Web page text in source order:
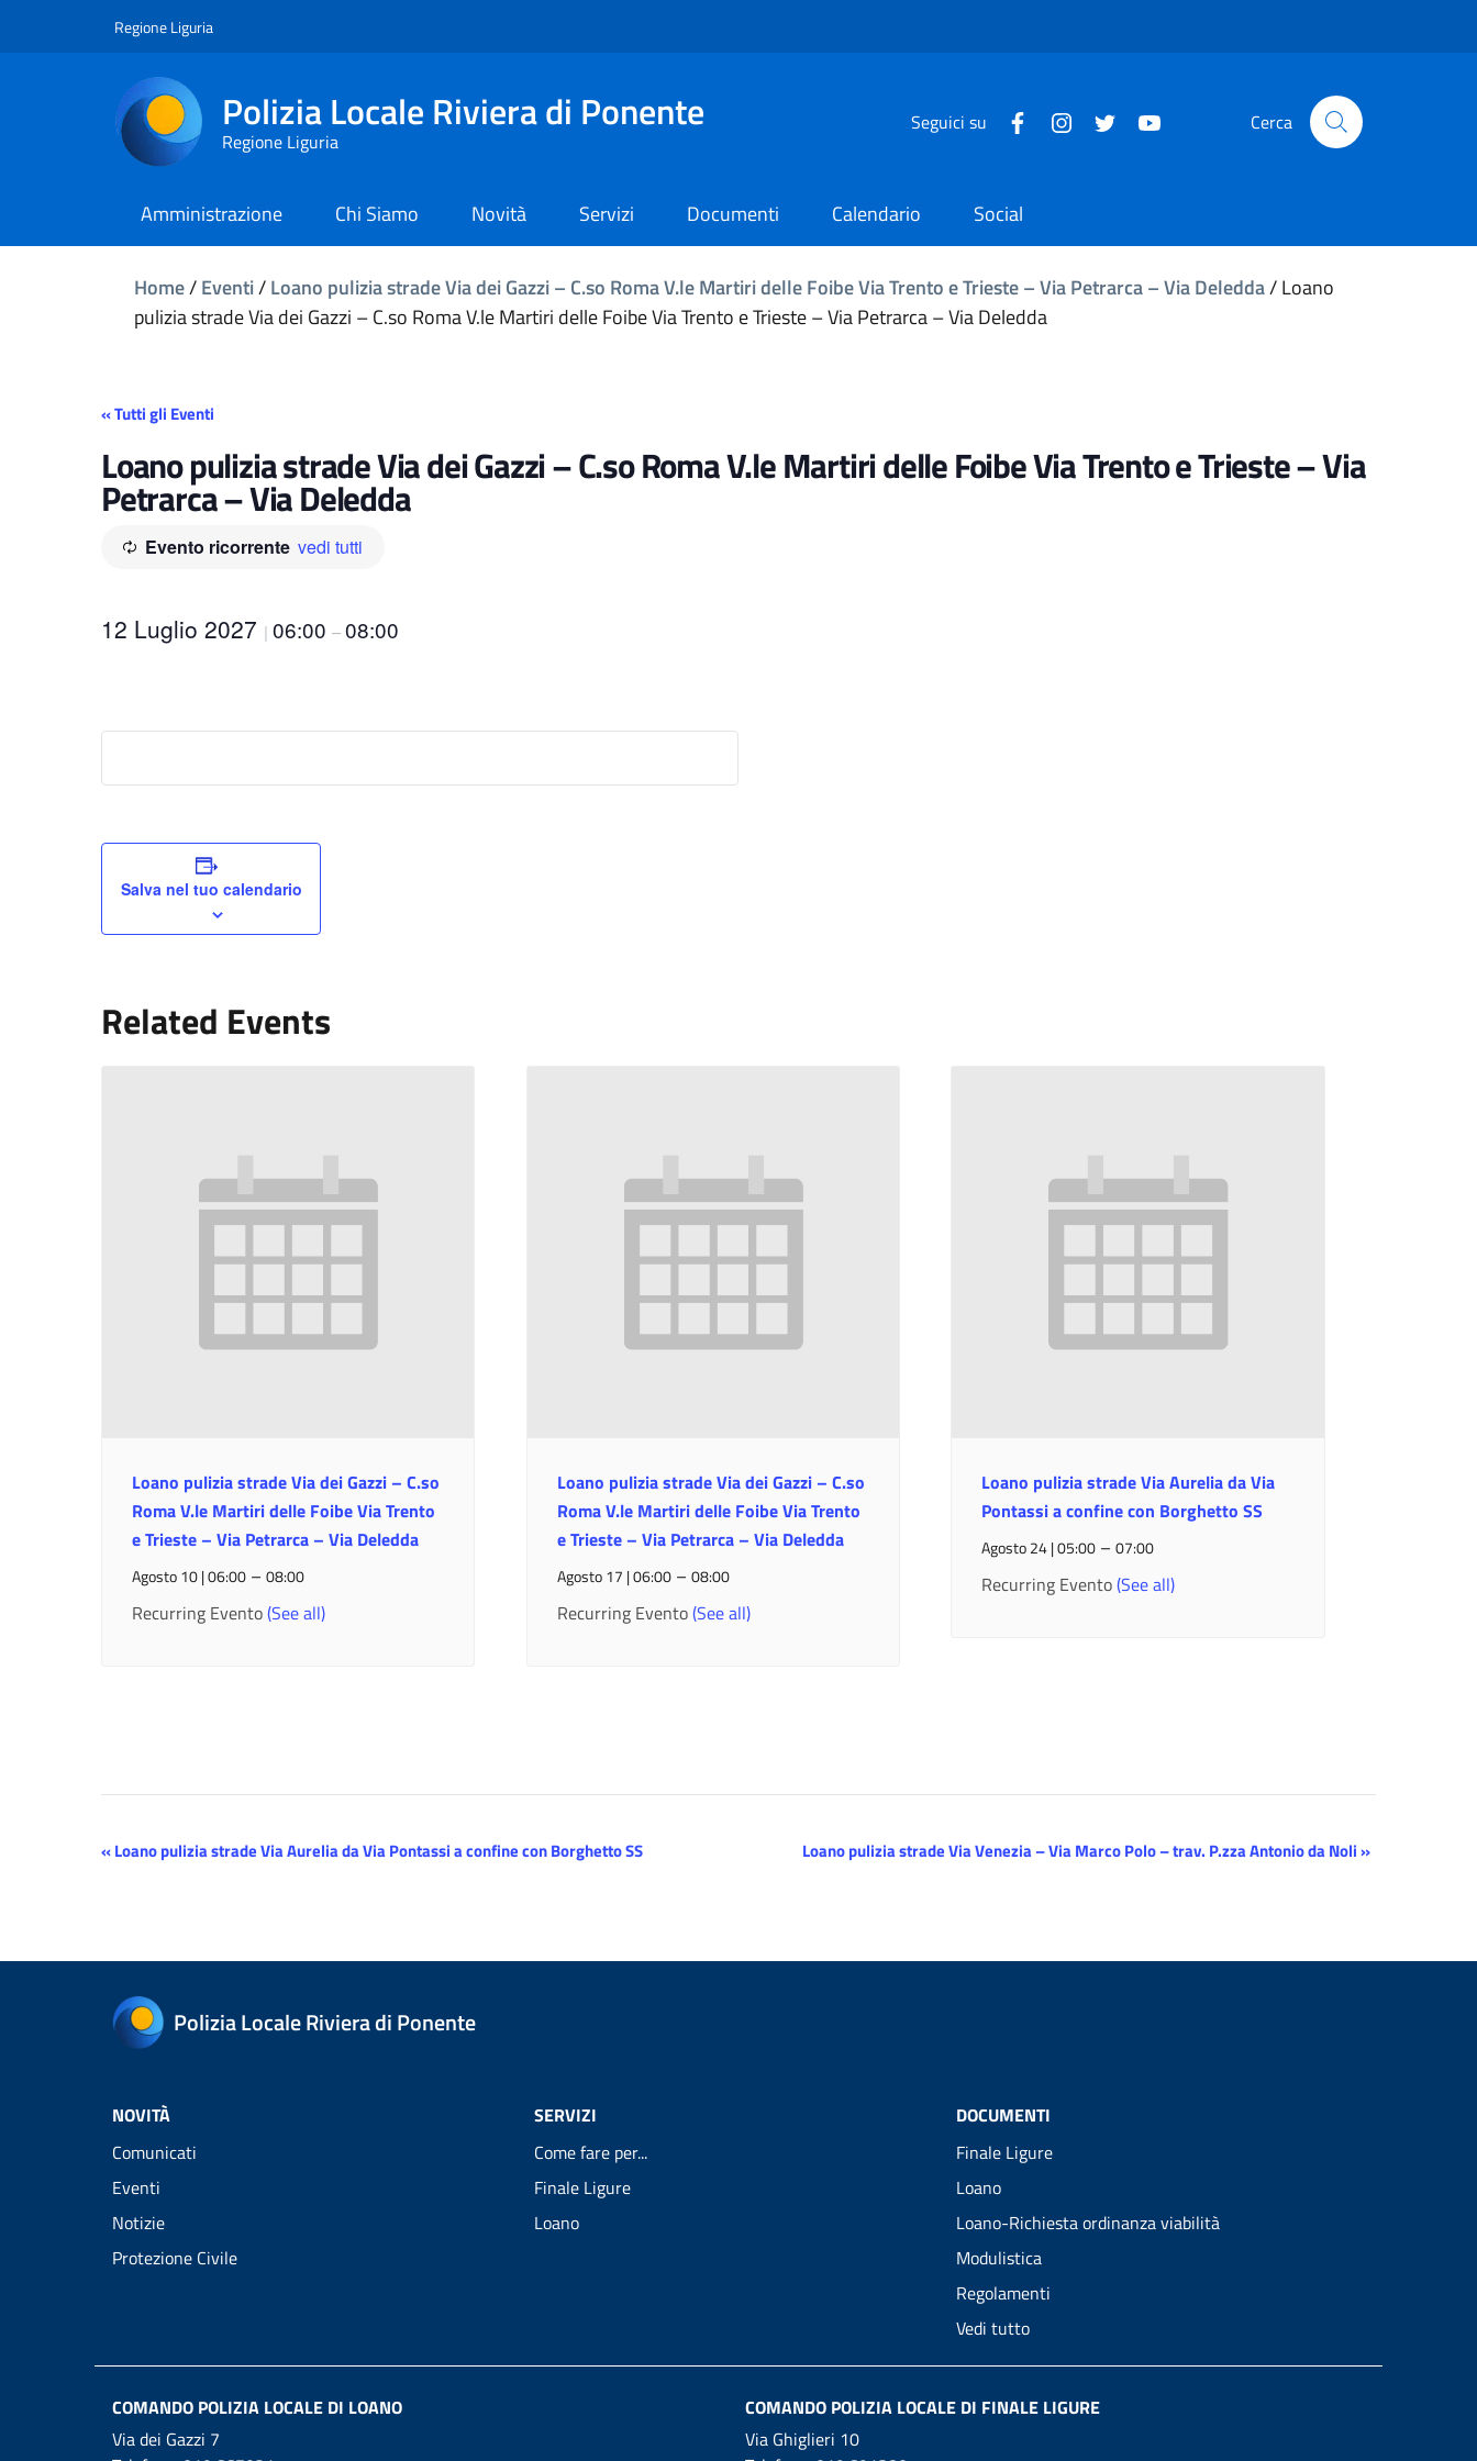
Regione Liguria
Polizia Locale Riviera di Ponente
Regione Liguria
Seguici su Cerca
Amministrazione Chi Siamo Novità Servizi Documenti Calendario Social
Home/Eventi/Loano pulizia strade Via dei Gazzi – C.so Roma V.le Martiri delle Foibe Via Trento e Trieste – Via Petrarca – Via Deledda/Loano
pulizia strade Via dei Gazzi – C.so Roma V.le Martiri delle Foibe Via Trento e Trieste – Via Petrarca – Via Deledda
« Tutti gli Eventi
Loano pulizia strade Via dei Gazzi – C.so Roma V.le Martiri delle Foibe Via Trento e Trieste – Via
Petrarca – Via Deledda
Evento ricorrente vedi tutti
12 Luglio 2027 | 06:00 –08:00
Salva nel tuo calendario
Related Events
Loano pulizia strade Via dei Gazzi – C.so
Roma V.le Martiri delle Foibe Via Trento
e Trieste – Via Petrarca – Via Deledda
Agosto 10 | 06:00 –08:00
Recurring Evento(See all)
Loano pulizia strade Via dei Gazzi – C.so
Roma V.le Martiri delle Foibe Via Trento
e Trieste – Via Petrarca – Via Deledda
Agosto 17 | 06:00– 08:00
Recurring Evento(See all)
Loano pulizia strade Via Aurelia da Via
Pontassi a confine con Borghetto SS
Agosto 24 | 05:00 –07:00
Recurring Evento(See all)
Evento
«Loano pulizia strade Via Aurelia da Via Pontassi a confine con Borghetto SS Loano pulizia strade Via Venezia – Via Marco Polo – trav. P.zza Antonio da Noli»
Polizia Locale Riviera di Ponente
NOVITÀ
Comunicati
Eventi
Notizie
Protezione Civile
SERVIZI
Come fare per...
Finale Ligure
Loano
DOCUMENTI
Finale Ligure
Loano
Loano-Richiesta ordinanza viabilità
Modulistica
Regolamenti
Vedi tutto
COMANDO POLIZIA LOCALE DI LOANO
Via dei Gazzi 7
COMANDO POLIZIA LOCALE DI FINALE LIGURE
Via Ghiglieri 10